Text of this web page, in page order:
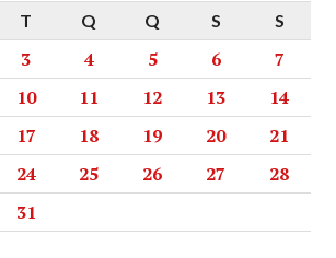
T Q Q S S
3 4 5 6
7
10 11 12 13
14
17 18 19 20
21
24 25 26 27
28
31